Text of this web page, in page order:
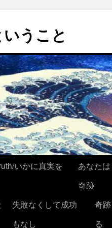
うこと
いかに真実を
あなたは
奇跡
失敗なくして成功
もなし
奇
る